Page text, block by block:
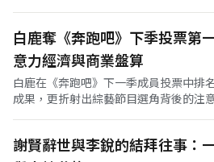
白鹿奪《奔跑吧》下季投票第
意力經濟與商業盤算
白鹿在《奔跑吧》下一季成員投票中排
成果，更折射出綜藝節目選角背後的注
謝賢辭世與李銳的結拜往事：